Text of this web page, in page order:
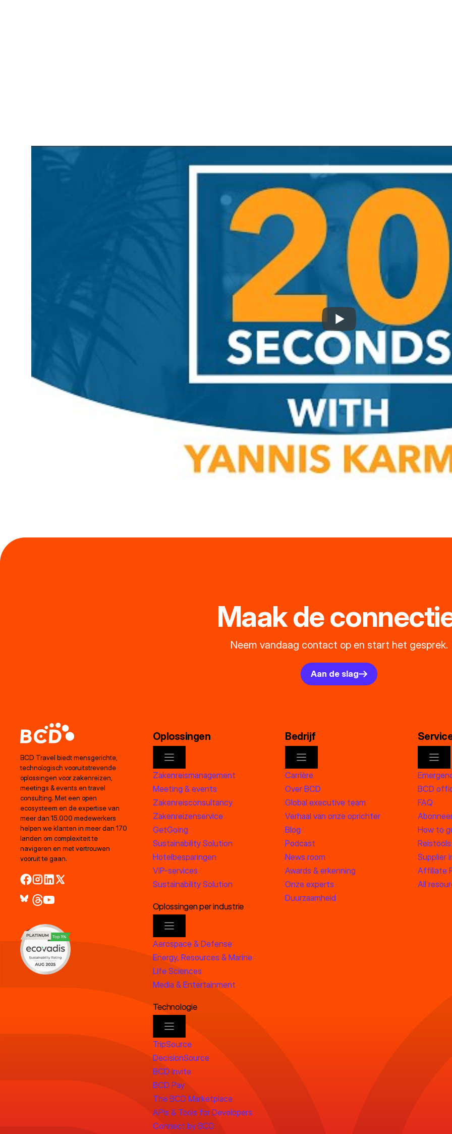
Maak de
Neem vandaag contact op en start het gesprek.
Aan de slag
BCD Travel biedt mensgerichte,
technologisch vooruitstrevende
oplossingen voor zakenreizen,
meetings & events en travel
consulting. Met een open
ecosysteem en de expertise van
meer dan 15.000 medewerkers
helpen we klanten in meer dan 170
landen om complexiteit te
navigeren en met vertrouwen
vooruit te gaan.
Oplossingen
Zakenreismanagement
Meeting & events
Zakenreisconsultancy
Zakenreizenservice
GetGoing
Sustainability Solution
Hotelbesparingen
VIP-services
Sustainability Solution
Oplossingen per industrie
Aerospace & Defense
Energy, Resources & Marine
Life Sciences
Media & Entertainment
Technologie
TripSource
DecisionSource
BCD Invite
BCD Pay
The BCD Marketplace
APIs & Tools for Developers
Connect by BCD
Bedrijf
Carrière
Over BCD
Global executive team
Verhaal van onze oprichter
Blog
Podcast
News room
Awards & erkenning
Onze experts
Duurzaamheid
BCD
FAQ
How to
Reistools
Supplier
Affiliate
All